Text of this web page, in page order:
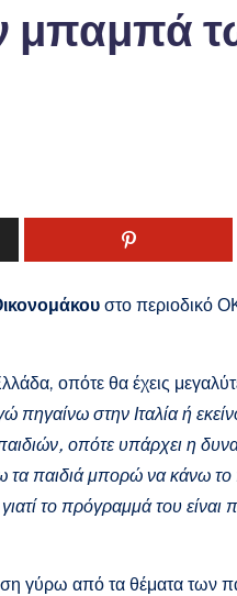
μπαμπά
στο περιοδικό
οπότε θα έχεις
πηγαίνω στην Ιταλία ή
οπότε υπάρχει η
τα παιδιά μπορώ να κάνω
το πρόγραμμά του είναι
γύρω από τα θέματα των